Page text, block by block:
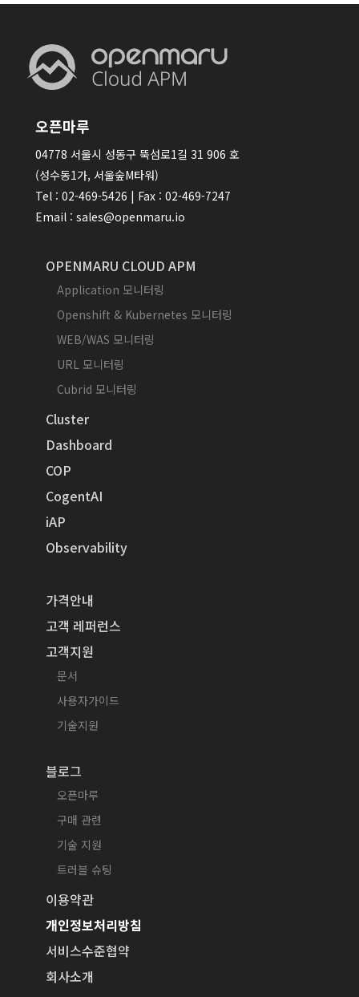
오픈마루
04778 서울시 성동구 뚝섬로1길 31 906 호
(성수동1가, 서울숲M타워)
Tel : 02-469-5426 | Fax : 02-469-7247
Email : sales@openmaru.io
OPENMARU CLOUD APM
Application 모니터링
Openshift & Kubernetes 모니터링
WEB/WAS 모니터링
URL 모니터링
Cubrid 모니터링
Cluster
Dashboard
COP
CogentAI
iAP
Observability
가격안내
고객 레퍼런스
고객지원
문서
사용자가이드
기술지원
블로그
오픈마루
구매 관련
기술 지원
트러블 슈팅
이용약관
개인정보처리방침
서비스수준협약
회사소개